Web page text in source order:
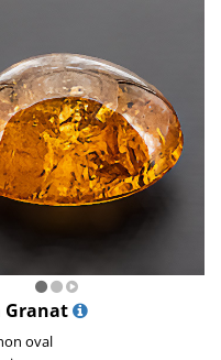
Granat
oval